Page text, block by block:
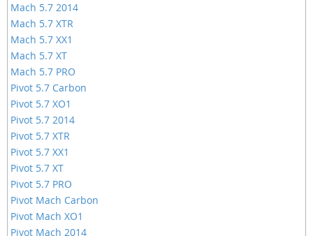
Mach 5.7 2014
Mach 5.7 XTR
Mach 5.7 XX1
Mach 5.7 XT
Mach 5.7 PRO
Pivot 5.7 Carbon
Pivot 5.7 XO1
Pivot 5.7 2014
Pivot 5.7 XTR
Pivot 5.7 XX1
Pivot 5.7 XT
Pivot 5.7 PRO
Pivot Mach Carbon
Pivot Mach XO1
Pivot Mach 2014